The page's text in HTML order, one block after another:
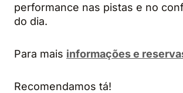
performance nas pistas e no
do dia.
Para mais informações e
Recomendamos tá!